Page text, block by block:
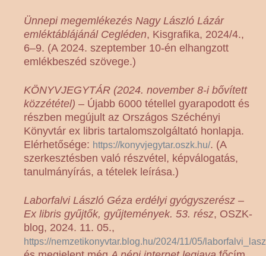
Ünnepi megemlékezés Nagy László Lázár
emléktáblájánál Cegléden, Kisgrafika, 2024/4.,
6–9. (A 2024. szeptember 10-én elhangzott
emlékbeszéd szövege.)
KÖNYVJEGYTÁR (2024. november 8-i bővített
közzététel) – Újabb 6000 tétellel gyarapodott és
részben megújult az Országos Széchényi
Könyvtár ex libris tartalomszolgáltató honlapja.
Elérhetősége: https://konyvjegytar.oszk.hu/. (A
szerkesztésben való részvétel, képválogatás,
tanulmányírás, a tételek leírása.)
Laborfalvi László Géza erdélyi gyógyszerész –
Ex libris gyűjtők, gyűjtemények. 53. rész, OSZK-
blog, 2024. 11. 05.,
https://nemzetikonyvtar.blog.hu/2024/11/05/